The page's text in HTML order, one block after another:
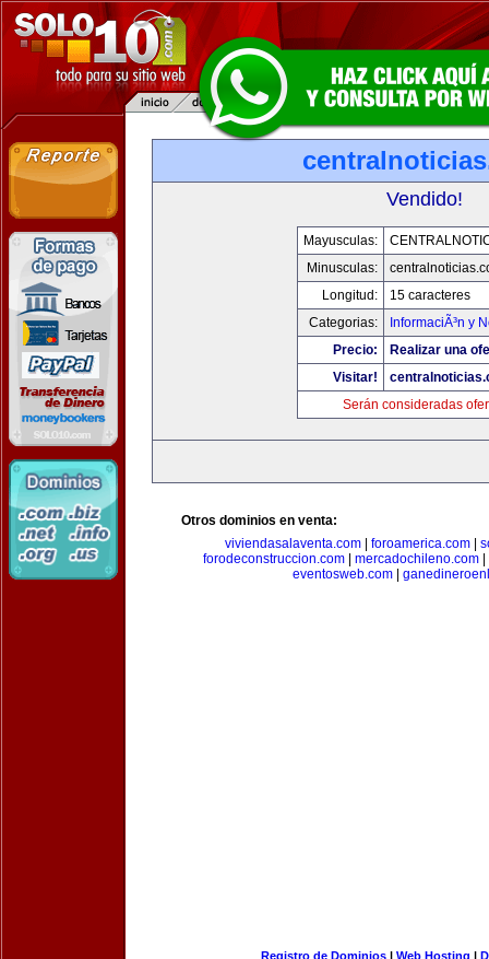
Vendido!
Mayusculas:
Minusculas:
Longitud:
15 caracteres
Categorias:
InformaciÃ³n y
Precio:
Realizar una
Visitar!
Serán consideradas
Otros dominios en venta:
viviendasalaventa.com| foroamerica.com|
forodeconstruccion.com
mercadochileno.com
eventosweb.com|
Registro de Dominios| Web Hosting |